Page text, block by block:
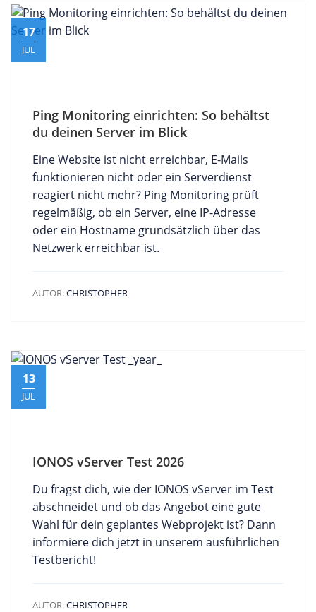
17
JUL
Ping Monitoring einrichten: So behältst
du deinen Server im Blick
Eine Website ist nicht erreichbar, E-Mails
funktionieren nicht oder ein Serverdienst
reagiert nicht mehr? Ping Monitoring prüft
regelmäßig, ob ein Server, eine IP-Adresse
oder ein Hostname grundsätzlich über das
Netzwerk erreichbar ist.
AUTOR:CHRISTOPHER
13
JUL
IONOS vServer Test 2026
Du fragst dich, wie der IONOS vServer im Test
abschneidet und ob das Angebot eine gute
Wahl für dein geplantes Webprojekt ist? Dann
informiere dich jetzt in unserem ausführlichen
Testbericht!
AUTOR:CHRISTOPHER